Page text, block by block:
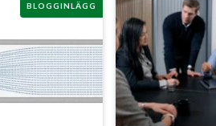
BLOGGINLÄGG